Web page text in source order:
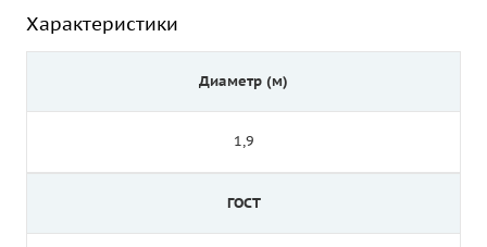
Характеристики
Диаметр (м)
1,9
ГОСТ